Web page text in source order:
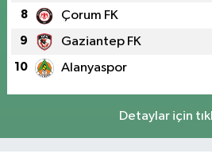
8 Çorum FK
9 Gaziantep FK
10 Alanyaspor
Detaylar için